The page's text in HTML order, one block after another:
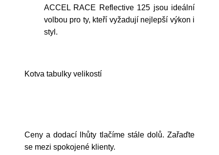
ACCEL RACE Reflective 125 jsou ideální
volbou pro ty, kteří vyžadují nejlepší výkon i
styl.
Kotva tabulky velikostí
Ceny a dodací lhůty tlačíme stále dolů. Zařaďte
se mezi spokojené klienty.